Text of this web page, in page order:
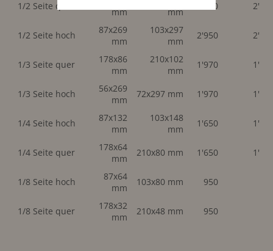
1/2 Seite quer
mm
mm
2'950
1/2 Seite hoch
87x269
mm
103x297
mm
2'950
1/3 Seite quer
178x86
mm
210x102
mm
1'970
1/3 Seite hoch
56x269
mm
72x297 mm 1'970
1/4 Seite hoch
87x132
mm
103x148
mm
1'650
1/4 Seite quer
178x64
mm
210x80 mm 1'650
1/8 Seite hoch
87x64
mm
103x80 mm 950
1/8 Seite quer
178x32
mm
210x48 mm 950